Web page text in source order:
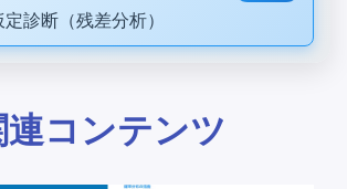
診断（残差分析）
連コンテンツ